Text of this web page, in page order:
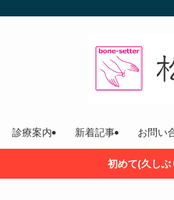
診療案内 新着記事 お問い
初めて(久しぶ